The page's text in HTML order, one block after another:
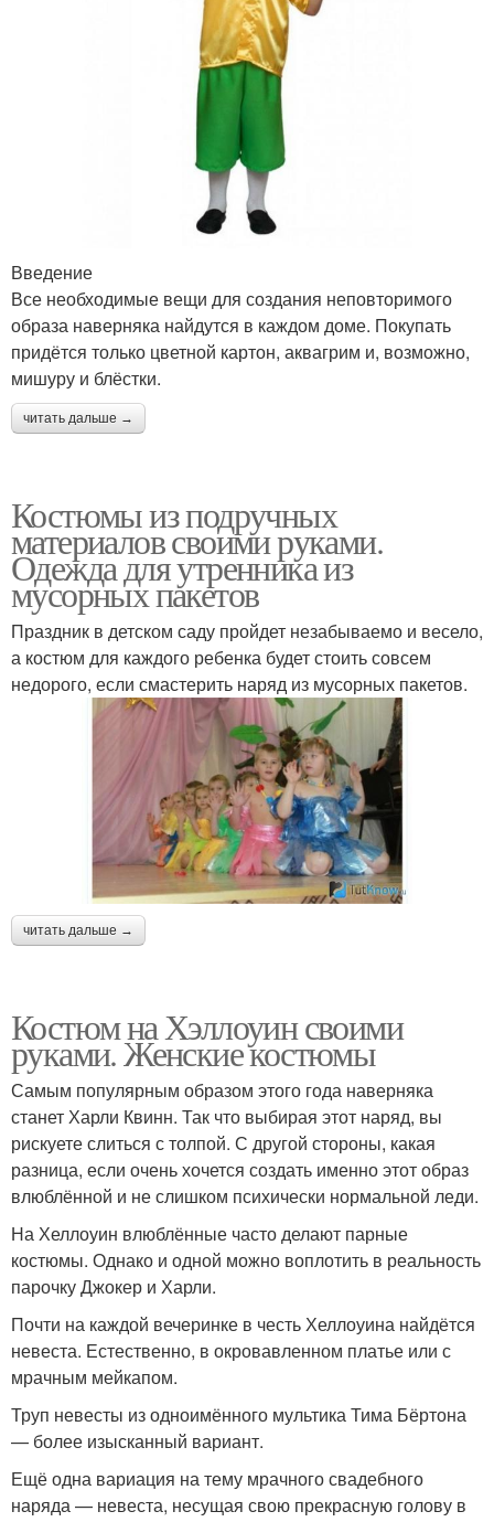
Введение
Все необходимые вещи для создания неповторимого
образа наверняка найдутся в каждом доме. Покупать
придётся только цветной картон, аквагрим и, возможно,
мишуру и блёстки.
читать дальше →
Костюмы из подручных
материалов своими руками.
Одежда для утренника из
мусорных пакетов
Праздник в детском саду пройдет незабываемо и весело,
а костюм для каждого ребенка будет стоить совсем
недорого, если смастерить наряд из мусорных пакетов.
читать дальше →
Костюм на Хэллоуин своими
руками. Женские костюмы
Самым популярным образом этого года наверняка
станет Харли Квинн. Так что выбирая этот наряд, вы
рискуете слиться с толпой. С другой стороны, какая
разница, если очень хочется создать именно этот образ
влюблённой и не слишком психически нормальной леди.
На Хеллоуин влюблённые часто делают парные
костюмы. Однако и одной можно воплотить в реальность
парочку Джокер и Харли.
Почти на каждой вечеринке в честь Хеллоуина найдётся
невеста. Естественно, в окровавленном платье или с
мрачным мейкапом.
Труп невесты из одноимённого мультика Тима Бёртона
— более изысканный вариант.
Ещё одна вариация на тему мрачного свадебного
наряда — невеста, несущая свою прекрасную голову в